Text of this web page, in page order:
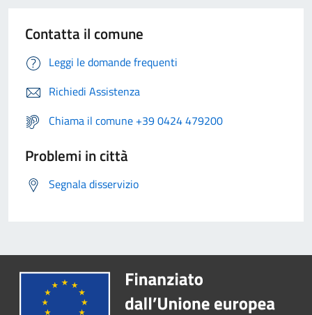
Contatta il comune
Leggi le domande frequenti
Richiedi Assistenza
Chiama il comune +39 0424 479200
Problemi in città
Segnala disservizio